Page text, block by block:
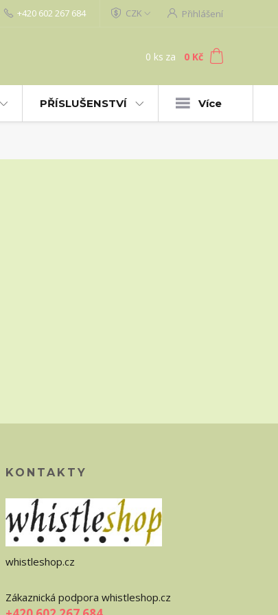
CZK Přihlášení
+420 602 267 684
0 ks za 0 Kč
PŘÍSLUŠENSTVÍ Více
KONTAKTY
whistleshop.cz
Zákaznická podpora whistleshop.cz